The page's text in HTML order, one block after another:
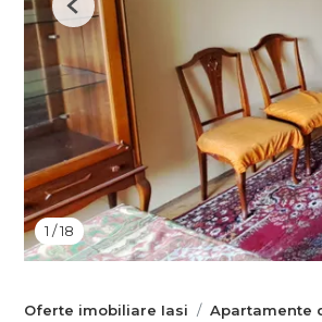
1 /18
Previous
Oferte imobiliare Iasi Apartamente